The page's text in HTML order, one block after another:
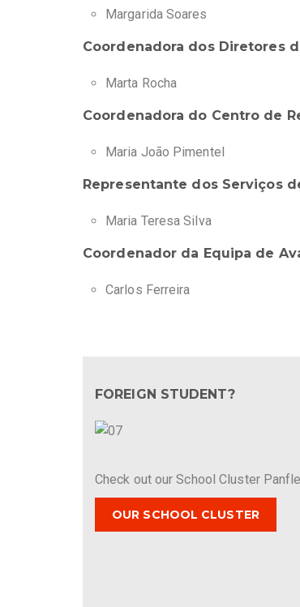
Margarida Soares
Coordenadora dos Diretores
Marta Rocha
Coordenadora do Centro de
Maria João Pimentel
Representante dos Serviços
Maria Teresa Silva
Coordenador da Equipa de
Carlos Ferreira
FOREIGN STUDENT?
Check out our School Cluster
OUR SCHOOL CLUSTER